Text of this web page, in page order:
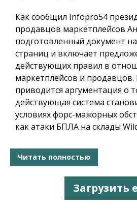
Как сообщил Infopro54
продавцов маркетплейсов
подготовленный документ
страниц и включает
действующих правил в
маркетплейсов и
приводится аргументация о
действующая система
условиях форс-мажорных
как атаки БПЛА на склады
Читать полностью
Загрузить